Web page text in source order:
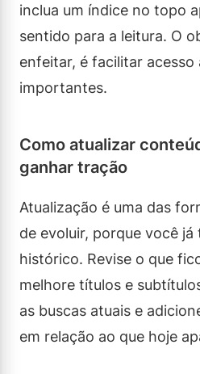
inclua um índice no topo
sentido para a leitura. O
enfeitar, é facilitar acesso
importantes.
Como atualizar
ganhar tração
Atualização é uma das
de evoluir, porque você
histórico. Revise o que
melhore títulos e
as buscas atuais e
em relação ao que hoje